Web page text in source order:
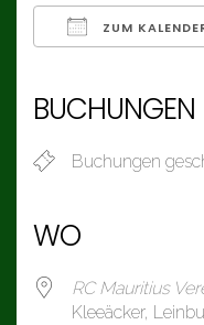
ZUM
BUCHUNGEN
Buchungen
WO
RC Mauritius
Kleeäcker,